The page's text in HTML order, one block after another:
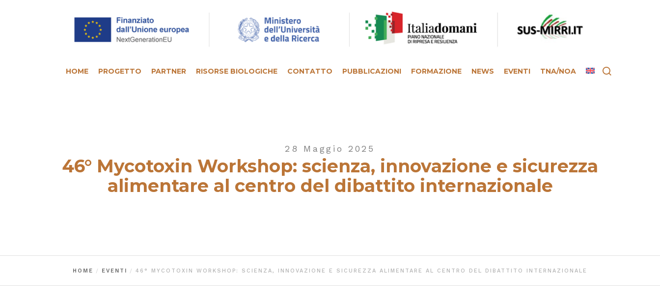
HOME PROGETTO PARTNER RISORSE BIOLOGICHE CONTATTO PUBBLICAZIONI FORMAZIONE NEWS EVENTI TNA/NOA
28 Maggio 2025
46° Mycotoxin Workshop: scienza, innovazione e sicurezza
alimentare al centro del dibattito internazionale
HOME EVENTI 46° MYCOTOXIN WORKSHOP: SCIENZA, INNOVAZIONE E SICUREZZA ALIMENTARE AL CENTRO DEL DIBATTITO INTERNAZIONALE